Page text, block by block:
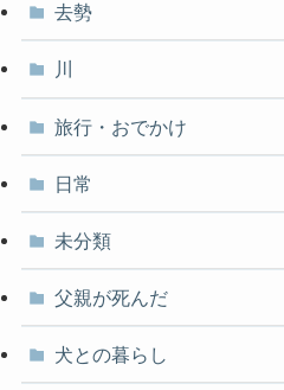
去勢
川
旅行・おでかけ
日常
未分類
父親が死んだ
犬との暮らし